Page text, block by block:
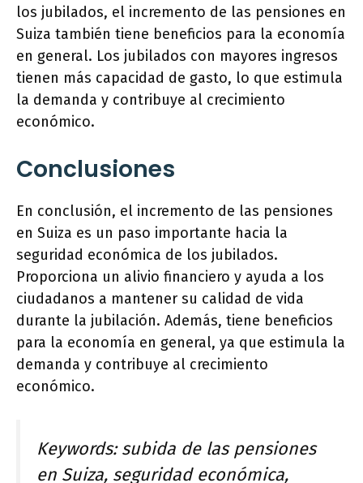
los jubilados, el incremento de las pensiones en
Suiza también tiene beneficios para la economía
en general. Los jubilados con mayores ingresos
tienen más capacidad de gasto, lo que estimula
la demanda y contribuye al crecimiento
económico.
Conclusiones
En conclusión, el incremento de las pensiones
en Suiza es un paso importante hacia la
seguridad económica de los jubilados.
Proporciona un alivio financiero y ayuda a los
ciudadanos a mantener su calidad de vida
durante la jubilación. Además, tiene beneficios
para la economía en general, ya que estimula la
demanda y contribuye al crecimiento
económico.
Keywords: subida de las pensiones
en Suiza, seguridad económica,